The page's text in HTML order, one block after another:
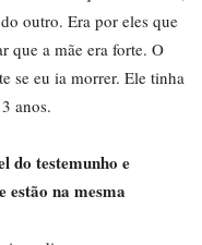
outro. Era por eles que
que a mãe era forte. O
se eu ia morrer. Ele tinha
anos.
do testemunho e
estão na mesma